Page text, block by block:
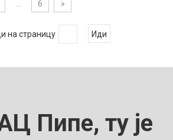
6 »
на страницу Иди
Пипе, ту је